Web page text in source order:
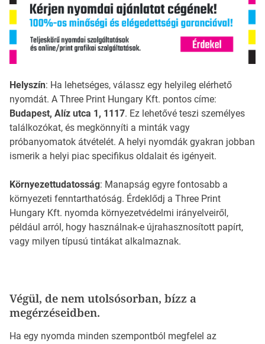
Helyszín: Ha lehetséges, válassz egy helyileg elérhető
nyomdát. A Three Print Hungary Kft. pontos címe:
Budapest, Alíz utca 1, 1117. Ez lehetővé teszi személyes
találkozókat, és megkönnyíti a minták vagy
próbanyomatok átvételét. A helyi nyomdák gyakran jobban
ismerik a helyi piac specifikus oldalait és igényeit.
Környezettudatosság: Manapság egyre fontosabb a
környezeti fenntarthatóság. Érdeklődj a Three Print
Hungary Kft. nyomda környezetvédelmi irányelveiről,
például arról, hogy használnak-e újrahasznosított papírt,
vagy milyen típusú tintákat alkalmaznak.
Végül, de nem utolsósorban, bízz a
megérzéseidben.
Ha egy nyomda minden szempontból megfelel az